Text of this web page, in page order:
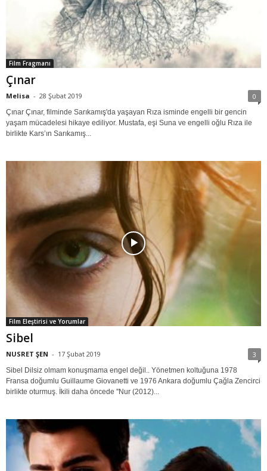
Film Fragmanı
Çınar
Melisa - 28 Şubat 2019 0
Çınar Çınar, filminde Sarıkamış'da yaşayan Rıza isminde engelli bir gencin
yaşam mücadelesi hikaye ediliyor. Mustafa, eşi Suna ve engelli oğlu Rıza ile
birlikte Kars’ın Sarıkamış...
Film Eleştirisi ve Yorumlar
Sibel
NUSRET ŞEN - 17 Şubat 2019 3
Sibel Dilsiz olmam konuşmama engel değil.. Yönetmen koltuğuna 1978
Fransa doğumlu Guillaume Giovanetti ve 1976 Ankara doğumlu Çağla Zencirci
birlikte oturmuş. İkili daha öncede ''Nur (2012)...